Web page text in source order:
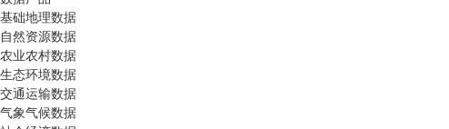
基础地理数据
自然资源数据
农业农村数据
生态环境数据
交通运输数据
气象气候数据